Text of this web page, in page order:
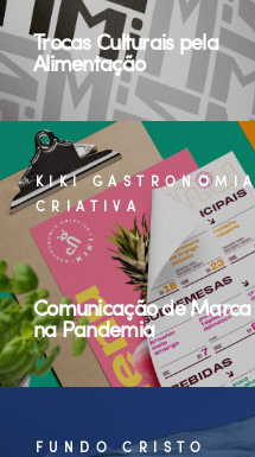
Trocas Culturais pela
Alimentação
KIKI GASTRONOMIA
CRIATIVA
Comunicação de Marca
na Pandemia
FUNDO CRISTO